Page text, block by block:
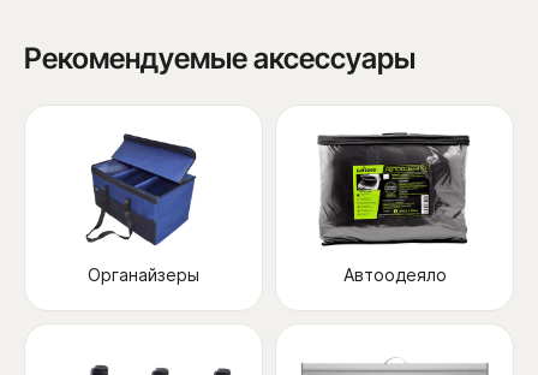
Рекомендуемые аксессуары
Органайзеры Автоодеяло